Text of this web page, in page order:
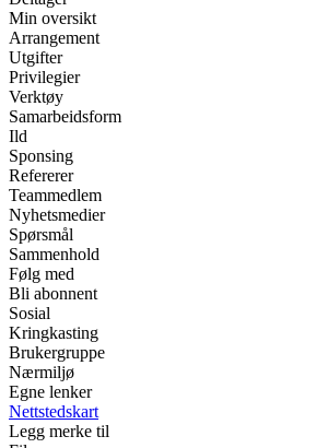
Min oversikt
Arrangement
Utgifter
Privilegier
Verktøy
Samarbeidsform
Ild
Sponsing
Refererer
Teammedlem
Nyhetsmedier
Spørsmål
Sammenhold
Følg med
Bli abonnent
Sosial
Kringkasting
Brukergruppe
Nærmiljø
Egne lenker
Nettstedskart
Legg merke til